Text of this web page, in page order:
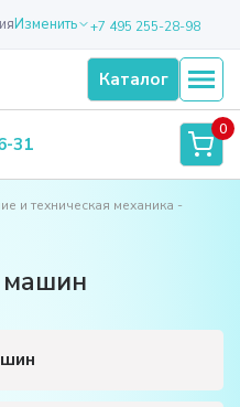
Изменить +7 495 255-28-98
Каталог
31
0
и техническая механика